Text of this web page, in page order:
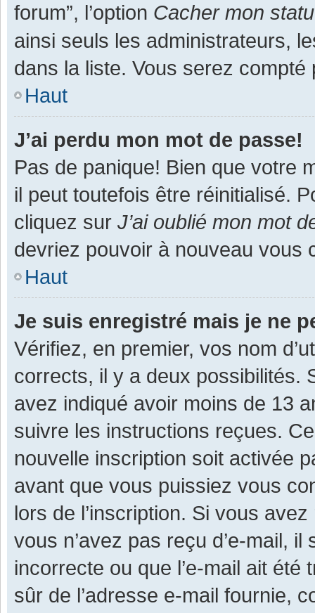
forum”, l’option Cacher mon
ainsi seuls les administrateurs,
dans la liste. Vous serez
Haut
J’ai perdu mon mot de passe!
Pas de panique! Bien que votre
il peut toutefois être réinitialisé.
cliquez sur J’ai oublié mon mot
devriez pouvoir à nouveau vous
Haut
Je suis enregistré mais je ne
Vérifiez, en premier, vos nom
corrects, il y a deux possibilités.
avez indiqué avoir moins de 13
suivre les instructions reçues.
nouvelle inscription soit activée
avant que vous puissiez vous
lors de l’inscription. Si vous
vous n’avez pas reçu d’e-mail,
incorrecte ou que l’e-mail ait
sûr de l’adresse e-mail fournie,